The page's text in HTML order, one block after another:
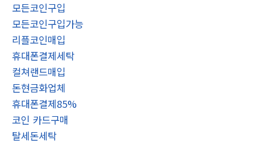
모든코인구입
모든코인구입가능
리플코인매입
휴대폰결제세탁
컬쳐랜드매입
돈현금화업체
휴대폰결제85%
코인 카드구매
탈세돈세탁